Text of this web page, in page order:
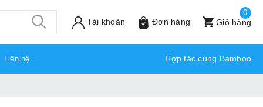
Tài khoản Đơn hàng
0
Giỏ hàng
Liên hệ Hợp tác cùng Bamboo